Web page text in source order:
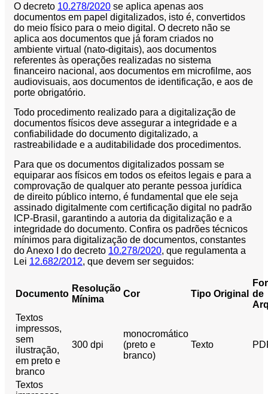
Dados
Blog
Contato
Orçamento
Trabalhe
Conosco
X
O decreto 10.278/2020 se aplica apenas aos
documentos em papel digitalizados, isto é, convertidos
do meio físico para o meio digital. O decreto não se
aplica aos documentos que já foram criados no
ambiente virtual (nato-digitais), aos documentos
referentes às operações realizadas no sistema
financeiro nacional, aos documentos em microfilme, aos
audiovisuais, aos documentos de identificação, e aos de
porte obrigatório.
Todo procedimento realizado para a digitalização de
documentos físicos deve assegurar a integridade e a
confiabilidade do documento digitalizado, a
rastreabilidade e a auditabilidade dos procedimentos.
Para que os documentos digitalizados possam se
equiparar aos físicos em todos os efeitos legais e para a
comprovação de qualquer ato perante pessoa jurídica
de direito público interno, é fundamental que ele seja
assinado digitalmente com certificação digital no padrão
ICP-Brasil, garantindo a autoria da digitalização e a
integridade do documento. Confira os padrões técnicos
mínimos para digitalização de documentos, constantes
do Anexo I do decreto 10.278/2020, que regulamenta a
Lei 12.682/2012, que devem ser seguidos:
Documento
Resolução
Mínima
Cor Tipo Original de
Textos
impressos,
sem
ilustração,
em preto e
branco
300 dpi
monocromático
(preto e
branco)
Texto
Textos